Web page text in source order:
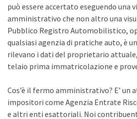
può essere accertato eseguendo una
amministrativo che non altro una
Pubblico Registro Automobilistico,
qualsiasi agenzia di pratiche auto, è
rilevano i dati del proprietario
telaio prima immatricolazione e
Cos’è il fermo amministrativo? E’ un
impositori come Agenzia Entrate
e altri enti esattoriali. Noi